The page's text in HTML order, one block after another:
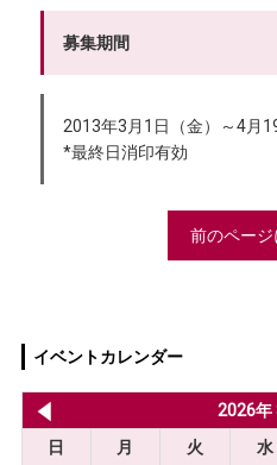
募集期間
2013年3月1日（金）～4月
*最終日消印有効
前のペー
イベントカレンダー
2026年
日
月 火 水